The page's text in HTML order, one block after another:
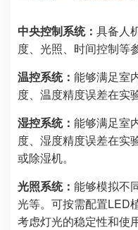
中央控制系统： 具备人
度、光照、时间控制等
温控系统： 能够满足室
度、温度精度误差在实
湿控系统： 能够满足室
度、湿度精度误差在实
或除湿机。
光照系统： 能够模拟不
光等。可按需配置LED
考虑灯光的稳定性和使